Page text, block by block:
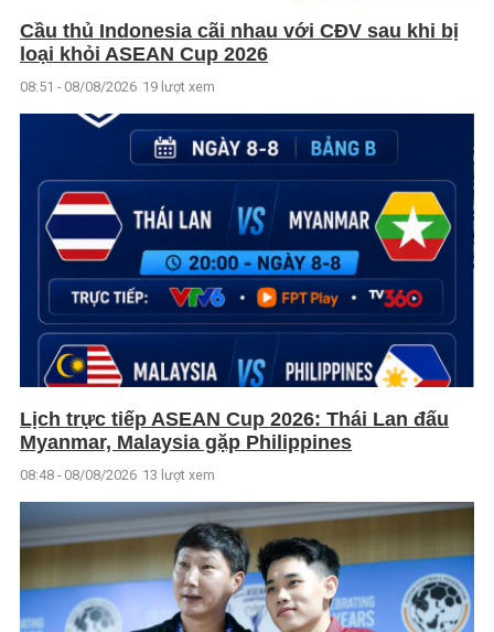
Cầu thủ Indonesia cãi nhau với CĐV sau khi bị
loại khỏi ASEAN Cup 2026
08:51 - 08/08/2026 19 lượt xem
Lịch trực tiếp ASEAN Cup 2026: Thái Lan đấu
Myanmar, Malaysia gặp Philippines
08:48 - 08/08/2026 13 lượt xem